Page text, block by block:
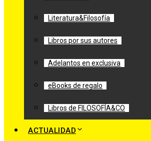
Literatura&Filosofía
Libros por sus autores
Adelantos en exclusiva
eBooks de regalo
Libros de FILOSOFÍA&CO
ACTUALIDAD